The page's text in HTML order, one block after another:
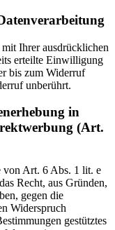
Ihrer ausdrücklichen
erteilte Einwilligung
bis zum Widerruf
unberührt.
in
(Art.
von Art. 6 Abs. 1 lit. e
Recht, aus Gründen,
gegen die
Widerspruch
gestütztes